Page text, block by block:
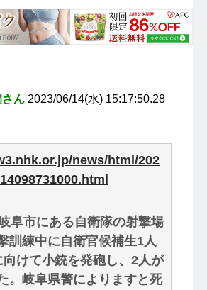
ん 2023/06/14(水) 15:17:50.28
news/html/202
阜市にある自衛隊の射撃場
訓練中に自衛官候補生1人
向けて小銃を発砲し、2人が
。岐阜県警によりますと死